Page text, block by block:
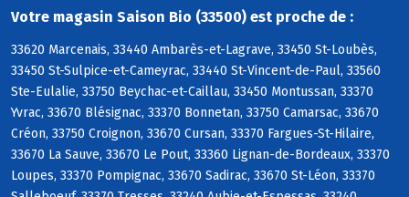
Votre magasin Saison Bio (33500) est proche de :
33620 Marcenais, 33440 Ambarès-et-Lagrave, 33450 St-Loubès,
33450 St-Sulpice-et-Cameyrac, 33440 St-Vincent-de-Paul, 33560
Ste-Eulalie, 33750 Beychac-et-Caillau, 33450 Montussan, 33370
Yvrac, 33670 Blésignac, 33370 Bonnetan, 33750 Camarsac, 33670
Créon, 33750 Croignon, 33670 Cursan, 33370 Fargues-St-Hilaire,
33670 La Sauve, 33670 Le Pout, 33360 Lignan-de-Bordeaux, 33370
Loupes, 33370 Pompignac, 33670 Sadirac, 33670 St-Léon, 33370